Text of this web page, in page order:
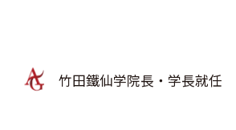
竹田鐵仙学院長・学長就任